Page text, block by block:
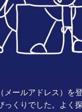
メールアドレス）を
っくりでした。よく